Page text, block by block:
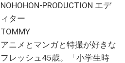
NOHOHON-PRODUCTION エデ
ィター
TOMMY
アニメとマンガと特撮が好きな
フレッシュ45歳。「小学生時